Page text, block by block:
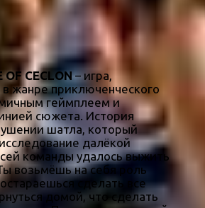
OF CECLON– игра,
в жанре приключенческого
геймплеем и
сюжета. История
шатла, который
далёкой
команды удалось выжить
возьмёшь на себя роль
сделать все
домой, что сделать